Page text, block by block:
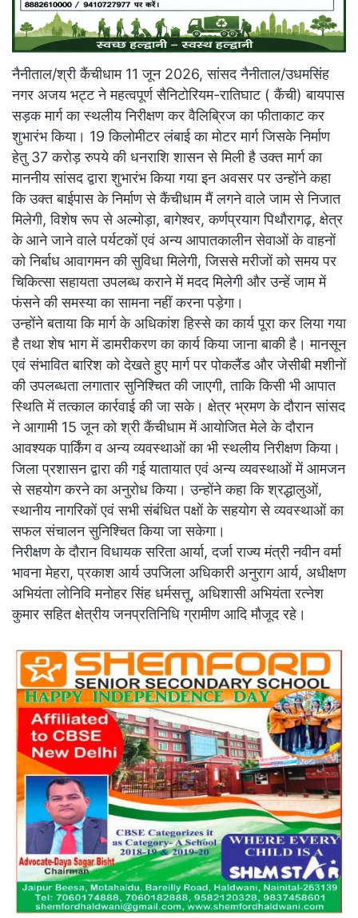
नैनीताल/श्री कैंचीधाम 11 जून 2026, सांसद नैनीताल/उधमसिंह
नगर अजय भट्ट ने महत्वपूर्ण सैनिटोरियम-रातिघाट ( कैंची) बायपास
सड़क मार्ग का स्थलीय निरीक्षण कर वैलिब्रिज का फीताकाट कर
शुभारंभ किया। 19 किलोमीटर लंबाई का मोटर मार्ग जिसके निर्माण
हेतु 37 करोड़ रुपये की धनराशि शासन से मिली है उक्त मार्ग का
माननीय सांसद द्वारा शुभारंभ किया गया इन अवसर पर उन्होंने कहा
कि उक्त बाईपास के निर्माण से कैंचीधाम मैं लगने वाले जाम से निजात
मिलेगी, विशेष रूप से अल्मोड़ा, बागेश्वर, कर्णप्रयाग पिथौरागढ़, क्षेत्र
के आने जाने वाले पर्यटकों एवं अन्य आपातकालीन सेवाओं के वाहनों
को निर्बाध आवागमन की सुविधा मिलेगी, जिससे मरीजों को समय पर
चिकित्सा सहायता उपलब्ध कराने में मदद मिलेगी और उन्हें जाम में
फंसने की समस्या का सामना नहीं करना पड़ेगा।
उन्होंने बताया कि मार्ग के अधिकांश हिस्से का कार्य पूरा कर लिया गया
है तथा शेष भाग में डामरीकरण का कार्य किया जाना बाकी है। मानसून
एवं संभावित बारिश को देखते हुए मार्ग पर पोकलैंड और जेसीबी मशीनों
की उपलब्धता लगातार सुनिश्चित की जाएगी, ताकि किसी भी आपात
स्थिति में तत्काल कार्रवाई की जा सके। क्षेत्र भ्रमण के दौरान सांसद
ने आगामी 15 जून को श्री कैंचीधाम में आयोजित मेले के दौरान
आवश्यक पार्किंग व अन्य व्यवस्थाओं का भी स्थलीय निरीक्षण किया।
जिला प्रशासन द्वारा की गई यातायात एवं अन्य व्यवस्थाओं में आमजन
से सहयोग करने का अनुरोध किया। उन्होंने कहा कि श्रद्धालुओं,
स्थानीय नागरिकों एवं सभी संबंधित पक्षों के सहयोग से व्यवस्थाओं का
सफल संचालन सुनिश्चित किया जा सकेगा।
निरीक्षण के दौरान विधायक सरिता आर्या, दर्जा राज्य मंत्री नवीन वर्मा
भावना मेहरा, प्रकाश आर्य उपजिला अधिकारी अनुराग आर्य, अधीक्षण
अभियंता लोनिवि मनोहर सिंह धर्मसत्तू, अधिशासी अभियंता रत्नेश
कुमार सहित क्षेत्रीय जनप्रतिनिधि ग्रामीण आदि मौजूद रहे।